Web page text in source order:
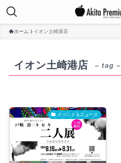
ホーム イオン土崎港店
イオン土崎港店 – tag –
イベント＆ニュース